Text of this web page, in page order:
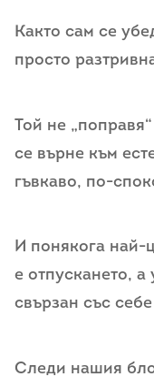
Както сам се
просто
Той не
се върне към
гъвкаво, по-
И понякога най-
е отпускането,
свързан със
Следи нашия